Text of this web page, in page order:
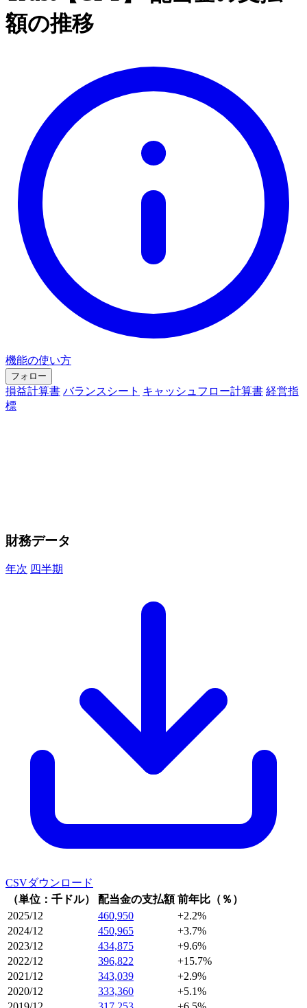
額の推移
機能の使い方
フォロー
損益計算書 バランスシート キャッシュフロー計算書 経営指
標
財務データ
年次 四半期
CSVダウンロード
（単位：千ドル）
配当金の支払額 前年比（％）
2025/12
460,950
+2.2%
2024/12
450,965
+3.7%
2023/12
434,875
+9.6%
2022/12
396,822
+15.7%
2021/12
343,039
+2.9%
2020/12
333,360
+5.1%